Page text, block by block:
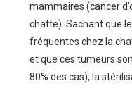
mammaires (cancer
chatte). Sachant que
fréquentes chez la
et que ces tumeurs
80% des cas), la